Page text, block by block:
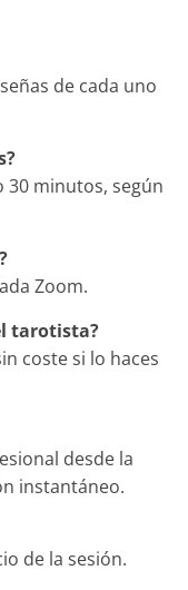
de cada uno
30 minutos, según
Zoom.
tarotista?
coste si lo haces
desde la
instantáneo.
de la sesión.